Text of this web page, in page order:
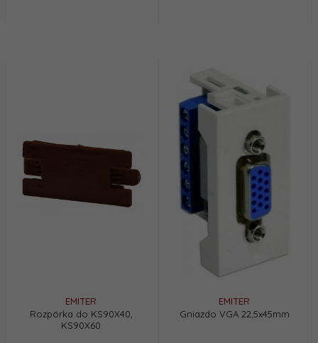
EMITER
Rozpórka do KS90X40,
KS90X60
EMITER
Gniazdo VGA 22,5x45mm